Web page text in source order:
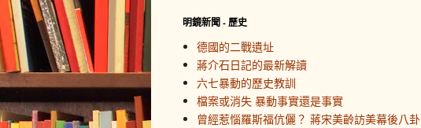
明鏡新聞 - 歷史
德國的二戰遺址
蔣介石日記的最新解讀
六七暴動的歷史教訓
檔案或消失 暴動事實還是事實
曾經惹惱羅斯福伉儷？ 蔣宋美齡訪美幕後八卦